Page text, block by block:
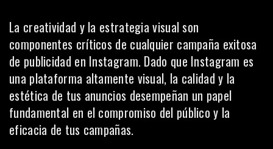
La creatividad y la estrategia visual son
componentes críticos de cualquier campaña exitosa
de publicidad en Instagram. Dado que Instagram es
una plataforma altamente visual, la calidad y la
estética de tus anuncios desempeñan un papel
fundamental en el compromiso del público y la
eficacia de tus campañas.